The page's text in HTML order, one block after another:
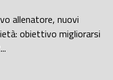
allenatore, nuovi
obiettivo migliorarsi